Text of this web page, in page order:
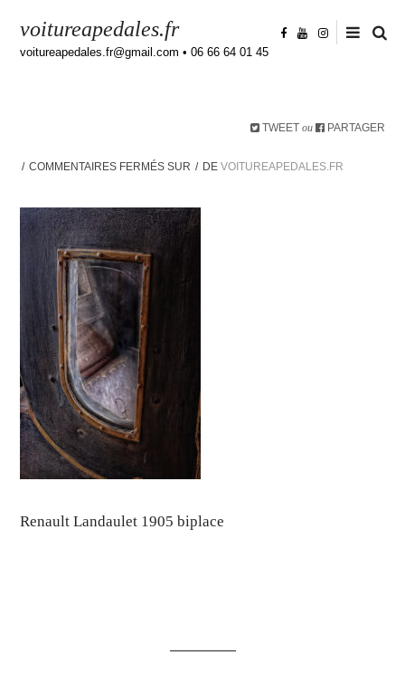
voitureapedales.fr
voitureapedales.fr@gmail.com • 06 66 64 01 45
TWEET ou PARTAGER
COMMENTAIRES FERMÉS SUR DEVOITUREAPEDALES.FR
Renault Landaulet 1905 biplace